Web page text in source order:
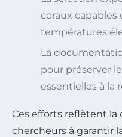
coraux capables
températures
La
pour préserver
essentielles à la
Ces efforts reflètent
chercheurs à garantir